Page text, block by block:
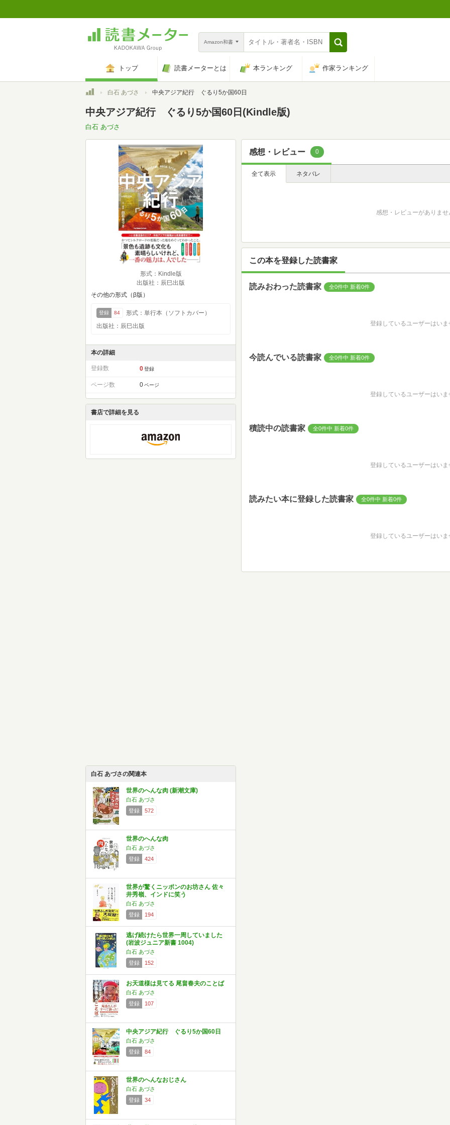
Amazon和書
トップ 読書メーターとは 本ランキング 作家ランキング
トップ白石 あづさ 中央アジア紀行 ぐるり5か国60日
中央アジア紀行 ぐるり5か国60日(Kindle版)
白石 あづさ
形式：Kindle版
出版社：辰巳出版
その他の形式（β版）
登録 84
形式：単行本（ソフトカバー）
出版社：辰巳出版
本の詳細
登録数 0 登録
ページ数 0 ページ
書店で詳細を見る
白石 あづさの関連本
世界のへんな肉 (新潮文庫)
白石 あづさ
登録
572
世界のへんな肉
白石 あづさ
登録
424
世界が驚くニッポンのお坊さん 佐々
井秀嶺、インドに笑う
白石 あづさ
登録
194
逃げ続けたら世界一周していました
(岩波ジュニア新書 1004)
白石 あづさ
登録
152
お天道様は見てる 尾畠春夫のことば
白石 あづさ
登録
107
中央アジア紀行 ぐるり5か国60日
白石 あづさ
登録
84
世界のへんなおじさん
白石 あづさ
登録
34
感想・レビュー 0
全て表示 ネタバレ
感想・レビューがありませ
この本を登録した読書家
読みおわった読書家 全0件中 新着0件
登録しているユーザーはいま
今読んでいる読書家 全0件中 新着0件
登録しているユーザーはいま
積読中の読書家 全0件中 新着0件
登録しているユーザーはいま
読みたい本に登録した読書家 全0件中 新着0件
登録しているユーザーはいま